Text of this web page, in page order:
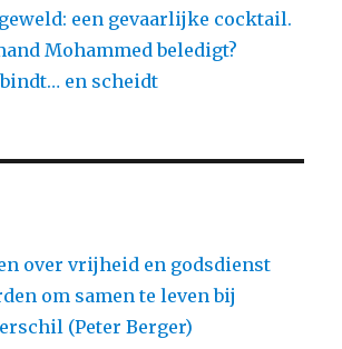
een gevaarlijke cocktail.
Mohammed beledigt?
en scheidt
over vrijheid en godsdienst
om samen te leven bij
(Peter Berger)